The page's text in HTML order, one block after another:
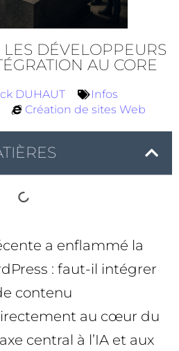
DÉVELOPPEURS
AU CORE
DUHAUT
Infos
Création de sites Web
a enflammé la
: faut-il intégrer
contenu
au cœur du
central à l’IA et aux